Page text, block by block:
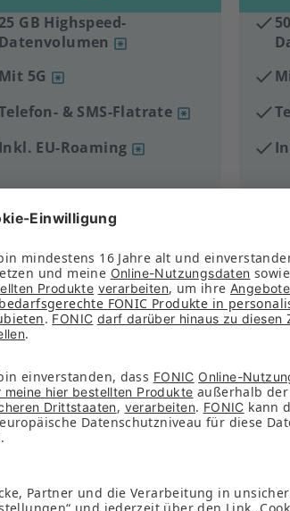
25 GB Highspeed-
Datenvolumen
Mit 5G
& SMS-Flatrate
Inkl. EU-Roaming
4 Wochen
SIM-Karte einmalig 9,99 €
Inklusive 9,99 € Startguthaben
Mehr zu Smart S
Produktinformationsblatt
mit FONIC
So bleibst du jederzeit